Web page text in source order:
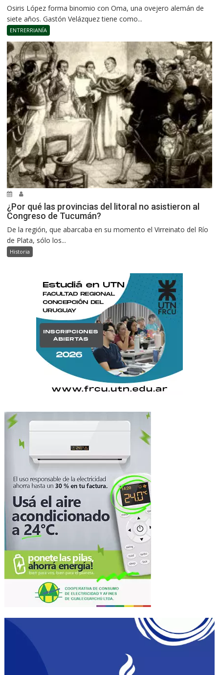
Osiris López forma binomio con Oma, una ovejero alemán de
siete años. Gastón Velázquez tiene como...
ENTRERRIANÍA
¿Por qué las provincias del litoral no asistieron al
Congreso de Tucumán?
De la región, que abarcaba en su momento el Virreinato del Río
de Plata, sólo los...
Historia